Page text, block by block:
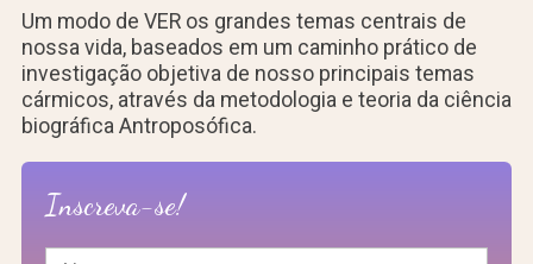
Um modo de VER os grandes temas centrais de
nossa vida, baseados em um caminho prático de
investigação objetiva de nosso principais temas
cármicos, através da metodologia e teoria da ciência
biográfica Antroposófica.
Inscreva-se!